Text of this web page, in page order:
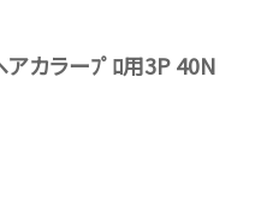
アカラーﾌﾟﾛ用3P 40N